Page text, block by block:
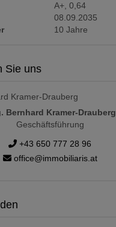
A+, 0,64
08.09.2035
10 Jahre
Sie uns
Bernhard Kramer-Drauberg
Geschäftsführung
+43 650 777 28 96
office@immobiliaris.at